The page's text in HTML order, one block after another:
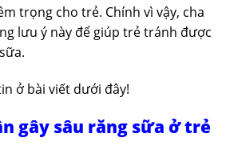
trọng cho trẻ. Chính vì vậy, cha
lưu ý này để giúp trẻ tránh được
ở bài viết dưới đây!
gây sâu răng sữa ở trẻ